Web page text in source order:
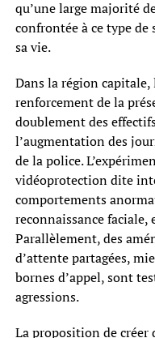
qu’une large majorité
confrontée à ce type
sa vie.
Dans la région
renforcement de la
doublement des
l’augmentation des
de la police.
vidéoprotection dite
comportements
reconnaissance faciale,
Parallèlement, des
d’attente partagées,
bornes d’appel, sont
agressions.
La proposition de créer